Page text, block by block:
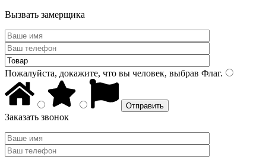
Вызвать замерщика
Пожалуйста, докажите, что вы человек, выбрав Флаг.
Заказать звонок